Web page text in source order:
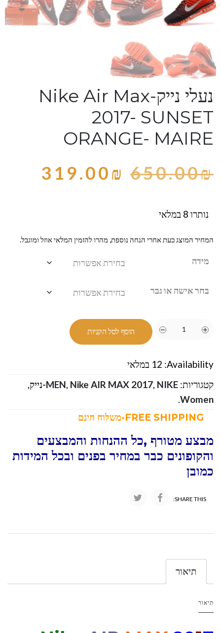
נעלי נייק-Nike Air Max
2017- SUNSET
ORANGE- MAIRE
650.00₪
319.00₪
נותרו 8 במלאי
המחיר המוצג כעת אחרי הנחה נוספת, מהרו להזמין המלאי אוזל ומוגבל.
מידה
בחר אישה או גבר
הוסף לסל הקניות
Availability: 12 במלאי
קטגוריות:
MEN, Nike AIR MAX 2017, NIKE-נייק
,
Women
.
מבצע מטורף ,כל ההנחות והמבצעים
והקופונים כבר במחיר בפנים ובכל המידות
כמובן
SHARE THIS:
תיאור
תיאור